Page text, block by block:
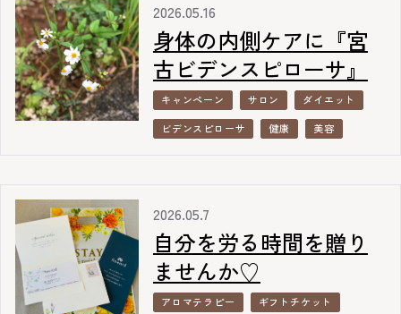
2026.05.16
身体の内側ケアに『宮
古ビデンスピローサ』
キャンペーン サロン
ダイエット
ビデンスピローサ
健康 美容
2026.05.7
自分を労る時間を贈り
ませんか♡
アロマテラピー
ギフトチケット